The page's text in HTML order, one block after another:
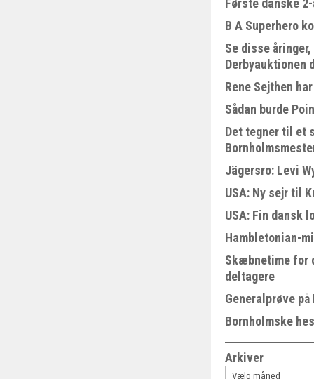
Første danske
B A Superhero
Se disse
Derbyauktionen
Rene Sejthen
Sådan burde
Det tegner til et
Jägersro: Levi
USA: Ny sejr til
USA: Fin dansk
Hambletonian-
Skæbnetime for
deltagere
Generalprøve
Bornholmske
Arkiver